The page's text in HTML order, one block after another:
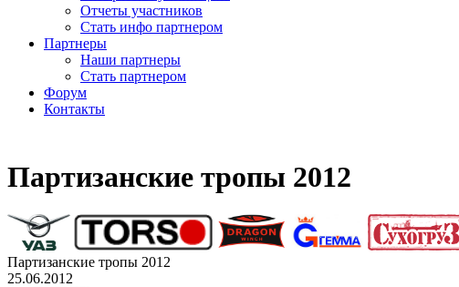
Отчеты участников
Стать инфо партнером
Партнеры
Наши партнеры
Стать партнером
Форум
Контакты
Партизанские тропы 2012
Партизанские тропы 2012
25.06.2012